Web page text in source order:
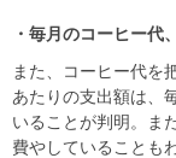
・毎月のコーヒー代
また、コーヒー代を
あたりの支出額は、
いることが判明。ま
費やしていることも